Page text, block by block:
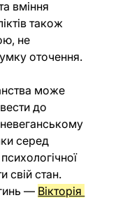
вміння
також
не
оточення.
може
до
серед
свій стан.
— Вікторія